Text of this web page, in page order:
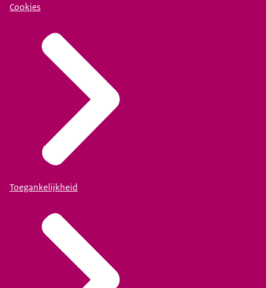
Cookies
Toegankelijkheid